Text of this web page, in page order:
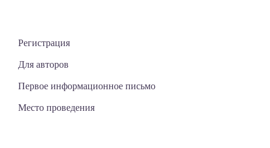
Регистрация
Для авторов
Первое информационное письмо
Место проведения